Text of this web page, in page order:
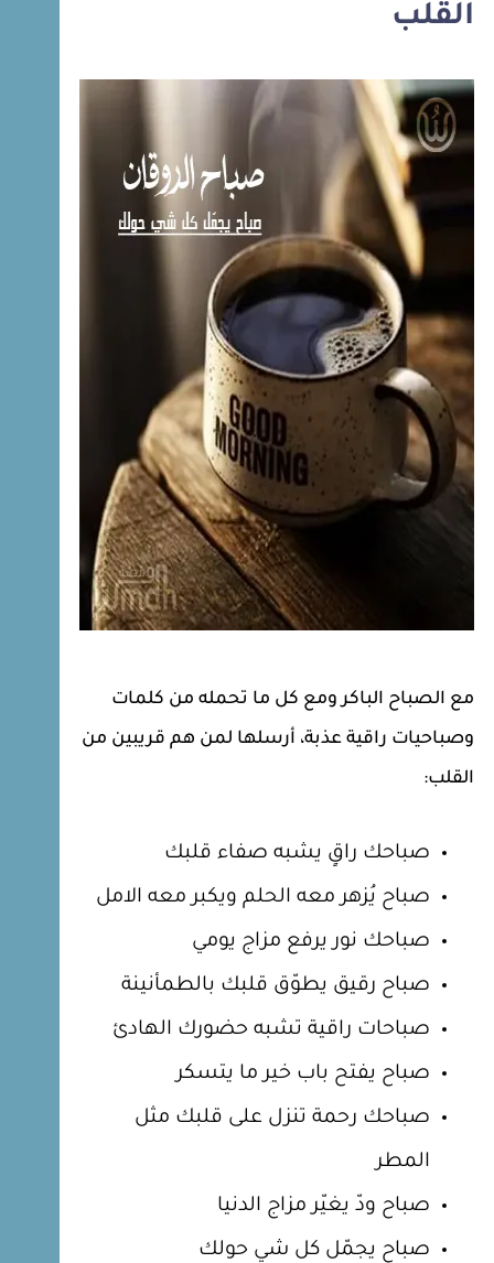
القلب
مع الصباح الباكر ومع كل ما تحمله من كلمات
وصباحيات راقية عذبة، أرسلها لمن هم قريبين من
القلب:
صباحك راقٍ يشبه صفاء قلبك
صباح يُزهر معه الحلم ويكبر معه الامل
صباحك نور يرفع مزاج يومي
صباح رقيق يطوّق قلبك بالطمأنينة
صباحات راقية تشبه حضورك الهادئ
صباح يفتح باب خير ما يتسكر
صباحك رحمة تنزل على قلبك مثل
المطر
صباح ودّ يغيّر مزاج الدنيا
صباح يجمّل كل شي حولك